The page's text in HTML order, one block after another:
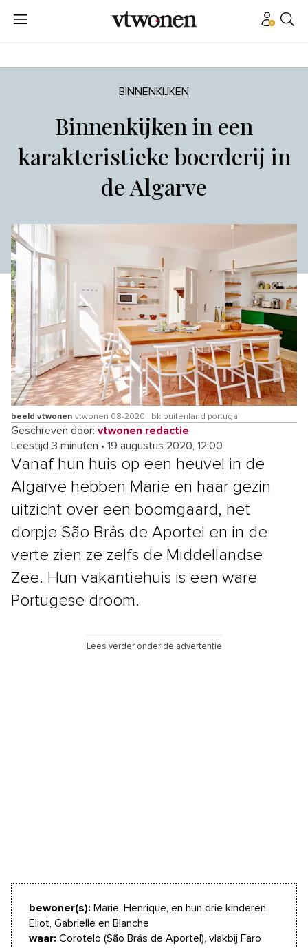
BINNENKIJKEN
Binnenkijken in een
karakteristieke boerderij in
de Algarve
beeld vtwonen vtwonen 08-2020 | bk buitenland portugal
Geschreven door: vtwonen redactie
Leestijd 3 minuten • 19 augustus 2020, 12:00
Vanaf hun huis op een heuvel in de
Algarve hebben Marie en haar gezin
uitzicht over een boomgaard, het
dorpje São Brás de Aportel en in de
verte zien ze zelfs de Middellandse
Zee. Hun vakantiehuis is een ware
Portugese droom.
Lees verder onder de advertentie
bewoner(s): Marie, Henrique, en hun drie kinderen
Eliot, Gabrielle en Blanche
waar: Corotelo (São Brás de Aportel), vlakbij Faro